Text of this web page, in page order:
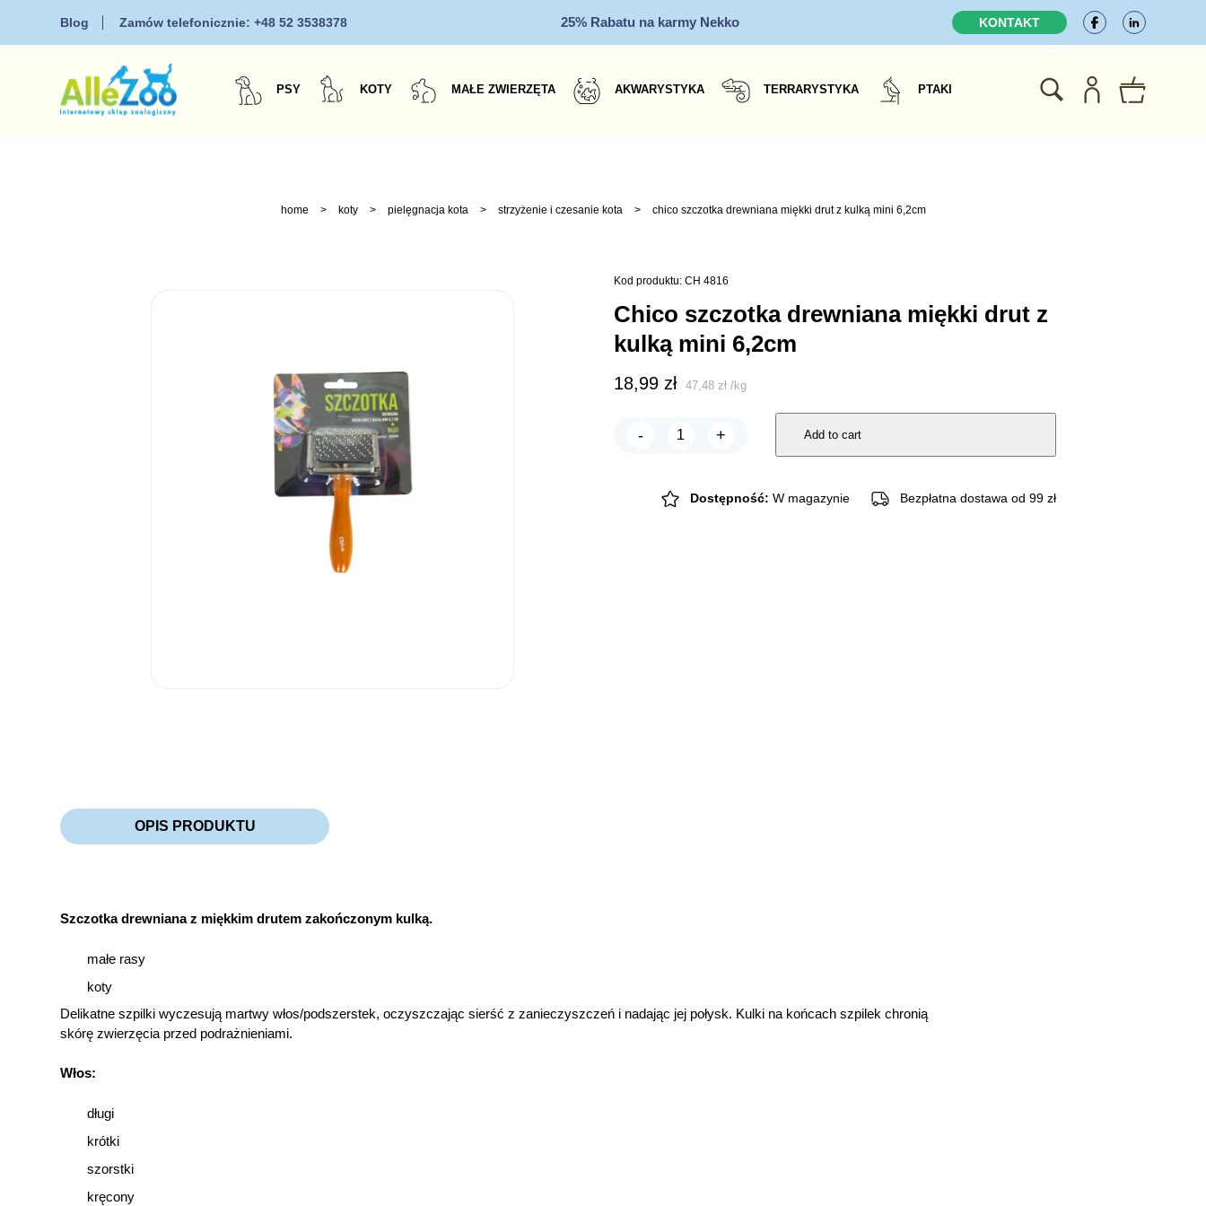
Blog Zamów telefonicznie:+48 52 3538378 25% Rabatu na karmy Nekko KONTAKT
PSY KOTY MAŁE ZWIERZĘTA AKWARYSTYKA TERRARYSTYKA PTAKI
home > koty > pielęgnacja kota > strzyżenie i czesanie kota > chico szczotka drewniana miękki drut z kulką mini 6,2cm
Kod produktu: CH 4816
chico szczotka drewniana miękki drut z
kulką mini 6,2cm
18,99 zł 47,48 zł /kg
-
CHICO
drut
+ Add to cart
Dostępność: W magazynie Bezpłatna dostawa od 99 zł
OPIS PRODUKTU
Szczotka drewniana z miękkim drutem zakończonym kulką.
małe rasy
koty
Delikatne szpilki wyczesują martwy włos/podszerstek, oczyszczając sierść z zanieczyszczeń i nadając jej połysk. Kulki na końcach szpilek chronią
skórę zwierzęcia przed podrażnieniami.
Włos:
długi
krótki
szorstki
kręcony